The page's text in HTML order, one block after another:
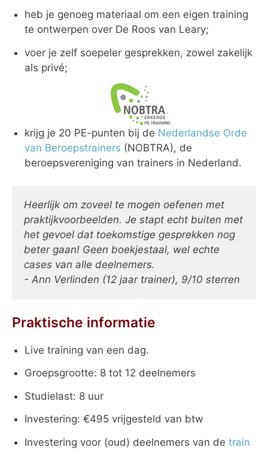
heb je genoeg materiaal om een eigen training
te ontwerpen over De Roos van Leary;
voer je zelf soepeler gesprekken, zowel zakelijk
als privé;
krijg je 20 PE-punten bij de Nederlandse Orde
van Beroepstrainers (NOBTRA), de
beroepsvereniging van trainers in Nederland.
Heerlijk om zoveel te mogen oefenen met
praktijkvoorbeelden. Je stapt echt buiten met
het gevoel dat toekomstige gesprekken nog
beter gaan! Geen boekjestaal, wel echte
cases van alle deelnemers.
- Ann Verlinden (12 jaar trainer), 9/10 sterren
Praktische informatie
Live training van een dag.
Groepsgrootte: 8 tot 12 deelnemers
Studielast: 8 uur
Investering: €495 vrijgesteld van btw
Investering voor (oud) deelnemers van de train